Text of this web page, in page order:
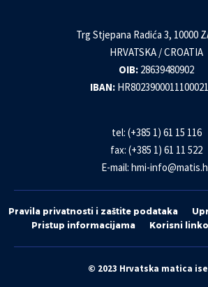
Trg Stjepana Radića 3, 10000
HRVATSKA / CROATIA
OIB: 28639480902
IBAN:
tel: (+385 1) 61 15 116
fax: (+385 1) 61 11 522
E-mail: hmi-
Pravila privatnosti i zaštite podataka
Pristup informacijama
Korisni
© 2023 Hrvatska matica